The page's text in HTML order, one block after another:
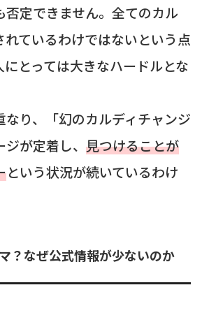
否定できません。全てのカル
れているわけではないという点
とっては大きなハードルとな
なり、「幻のカルディチャンジ
が定着し、 見つけることが
という状況が続いているわけ
？なぜ公式情報が少ないのか